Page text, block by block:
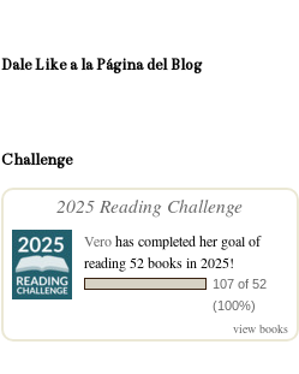
Dale Like a la Página del Blog
Challenge
2025 Reading Challenge
Verohas completed her goal of
reading 52 books in 2025!
107 of 52
(100%)
view books